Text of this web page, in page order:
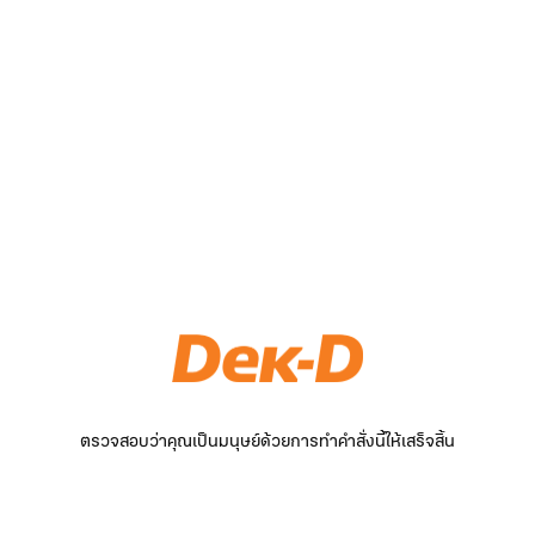
ตรวจสอบว่าคุณเป็นมนุษย์ด้วยการทำคำสั่งนี้ให้เสร็จสิ้น